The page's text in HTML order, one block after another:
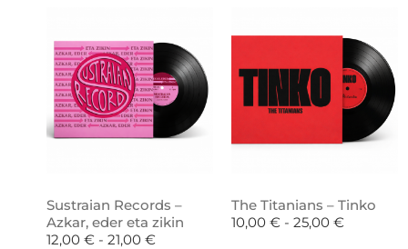
Sustraian Records –
Azkar, eder eta zikin
12,00 € - 21,00 €
The Titanians – Tinko
10,00 € - 25,00 €